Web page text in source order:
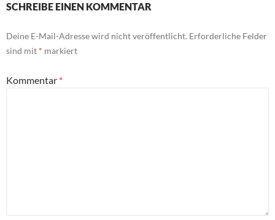
SCHREIBE EINEN KOMMENTAR
Deine E-Mail-Adresse wird nicht veröffentlicht. Erforderliche Felder
sind mit * markiert
Kommentar *